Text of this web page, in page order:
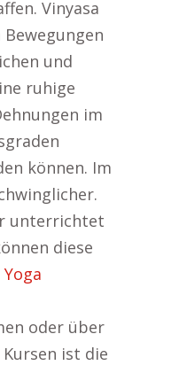
Vinyasa
und
ruhige
im
können. Im
unterrichtet
diese
Yoga
oder über
ist die